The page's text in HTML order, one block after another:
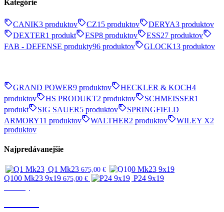
Kategórie
CANIK3 produktov CZ15 produktov DERYA3 produktov
DEXTER1 produkt ESP8 produktov ESS27 produktov
FAB - DEFENSE produkty96 produktov GLOCK13 produktov
GRAND POWER9 produktov HECKLER & KOCH4
produktov
HS PRODUKT2 produktov SCHMEISSER1
produkt
SIG SAUER5 produktov
SPRINGFIELD
ARMORY11 produktov WALTHER2 produktov WILEY X2
produktov
Najpredávanejšie
Q1 Mk23 675,00 €
Q100 Mk23 9x19 675,00 €
P24 9x19